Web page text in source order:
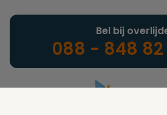
Bel bij
088 - 848 82